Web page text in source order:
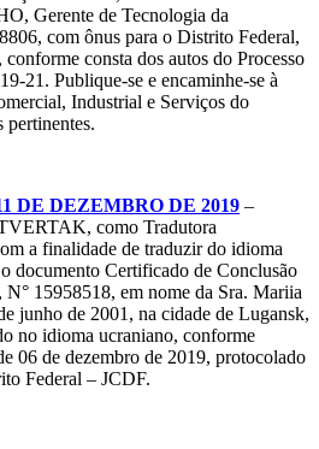
Gerente de Tecnologia da
com ônus para o Distrito Federal,
conforme consta dos autos do Processo
21. Publique-se e encaminhe-se à
Industrial e Serviços do
pertinentes.
DE DEZEMBRO DE 2019 –
como Tradutora
a finalidade de traduzir do idioma
documento Certificado de Conclusão
15958518, em nome da Sra. Mariia
junho de 2001, na cidade de Lugansk,
no idioma ucraniano, conforme
06 de dezembro de 2019, protocolado
Federal – JCDF.